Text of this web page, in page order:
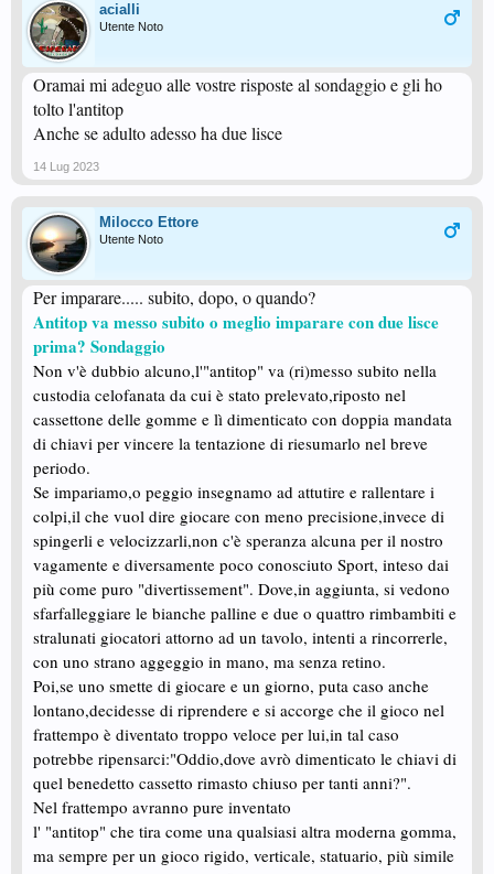
acialli
Utente Noto
Oramai mi adeguo alle vostre risposte al sondaggio e gli ho
tolto l'antitop
Anche se adulto adesso ha due lisce
14 Lug 2023
Milocco Ettore
Utente Noto
Per imparare..... subito, dopo, o quando?
Antitop va messo subito o meglio imparare con due lisce
prima? Sondaggio
Non v'è dubbio alcuno,l'"antitop" va (ri)messo subito nella
custodia celofanata da cui è stato prelevato,riposto nel
cassettone delle gomme e lì dimenticato con doppia mandata
di chiavi per vincere la tentazione di riesumarlo nel breve
periodo.
Se impariamo,o peggio insegnamo ad attutire e rallentare i
colpi,il che vuol dire giocare con meno precisione,invece di
spingerli e velocizzarli,non c'è speranza alcuna per il nostro
vagamente e diversamente poco conosciuto Sport, inteso dai
più come puro "divertissement". Dove,in aggiunta, si vedono
sfarfalleggiare le bianche palline e due o quattro rimbambiti e
stralunati giocatori attorno ad un tavolo, intenti a rincorrerle,
con uno strano aggeggio in mano, ma senza retino.
Poi,se uno smette di giocare e un giorno, puta caso anche
lontano,decidesse di riprendere e si accorge che il gioco nel
frattempo è diventato troppo veloce per lui,in tal caso
potrebbe ripensarci:"Oddio,dove avrò dimenticato le chiavi di
quel benedetto cassetto rimasto chiuso per tanti anni?".
Nel frattempo avranno pure inventato
l' "antitop" che tira come una qualsiasi altra moderna gomma,
ma sempre per un gioco rigido, verticale, statuario, più simile